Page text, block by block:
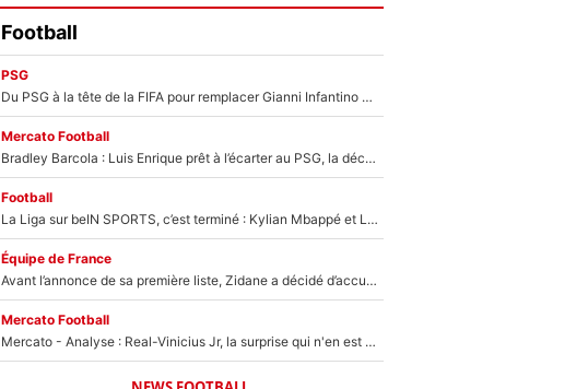
Football
PSG
Du PSG à la tête de la FIFA pour remplacer Gianni Infantino ? «Il serait un mauvais président», le patron de la Liga s'attaque à Nasser Al-Khelaïfi !
Mercato Football
Bradley Barcola : Luis Enrique prêt à l’écarter au PSG, la décision qui va accélérer son transfert à Liverpool ?
Football
La Liga sur beIN SPORTS, c’est terminé : Kylian Mbappé et Lamine Yamal changent de chaîne, «le moment était venu d'ouvrir un nouveau chapitre»
Équipe de France
Avant l’annonce de sa première liste, Zidane a décidé d’accueillir une nouvelle tête en équipe de France
Mercato Football
Mercato - Analyse : Real-Vinicius Jr, la surprise qui n'en est pas une...